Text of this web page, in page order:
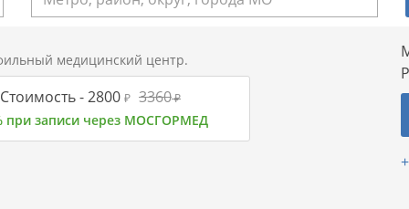
медицинский центр.
Стоимость -2800 ₽ 3360₽
при записи через МОСГОРМЕД